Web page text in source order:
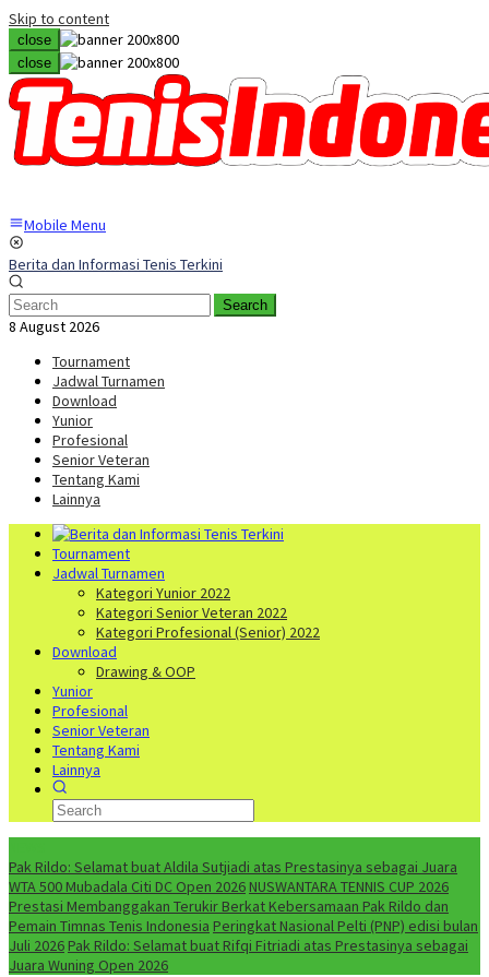
Skip to content
close
close
Mobile Menu
Berita dan Informasi Tenis Terkini
Search
8 August 2026
Tournament
Jadwal Turnamen
Download
Yunior
Profesional
Senior Veteran
Tentang Kami
Lainnya
Tournament
Jadwal Turnamen
Kategori Yunior 2022
Kategori Senior Veteran 2022
Kategori Profesional (Senior) 2022
Download
Drawing & OOP
Yunior
Profesional
Senior Veteran
Tentang Kami
Lainnya
Pak Rildo: Selamat buat Aldila Sutjiadi atas Prestasinya sebagai Juara
WTA 500 Mubadala Citi DC Open 2026NUSWANTARA TENNIS CUP 2026
Prestasi Membanggakan Terukir Berkat Kebersamaan Pak Rildo dan
Pemain Timnas Tenis Indonesia Peringkat Nasional Pelti (PNP) edisi bulan
Juli 2026Pak Rildo: Selamat buat Rifqi Fitriadi atas Prestasinya sebagai
Juara Wuning Open 2026